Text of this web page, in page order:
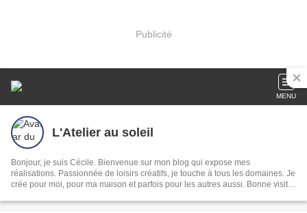
Publicité
MENU
L'Atelier au soleil
Bonjour, je suis Cécile. Bienvenue sur mon blog qui expose mes
réalisations. Passionnée de loisirs créatifs, je touche à tous les domaines. Je
crée pour moi, pour ma maison et parfois pour les autres aussi. Bonne visite